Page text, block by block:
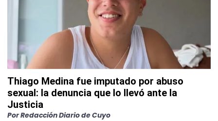
Thiago Medina fue imputado por abuso
sexual: la denuncia que lo llevó ante la
Justicia
PorRedacción Diario de Cuyo